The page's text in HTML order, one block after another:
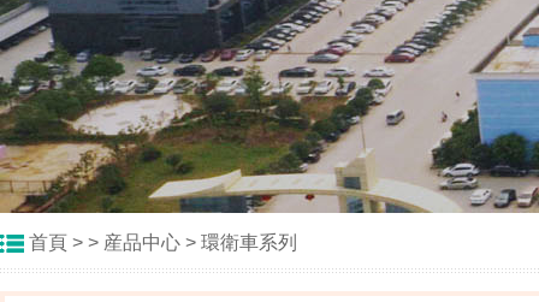
首頁 > > 産品中心 > 環衛車系列